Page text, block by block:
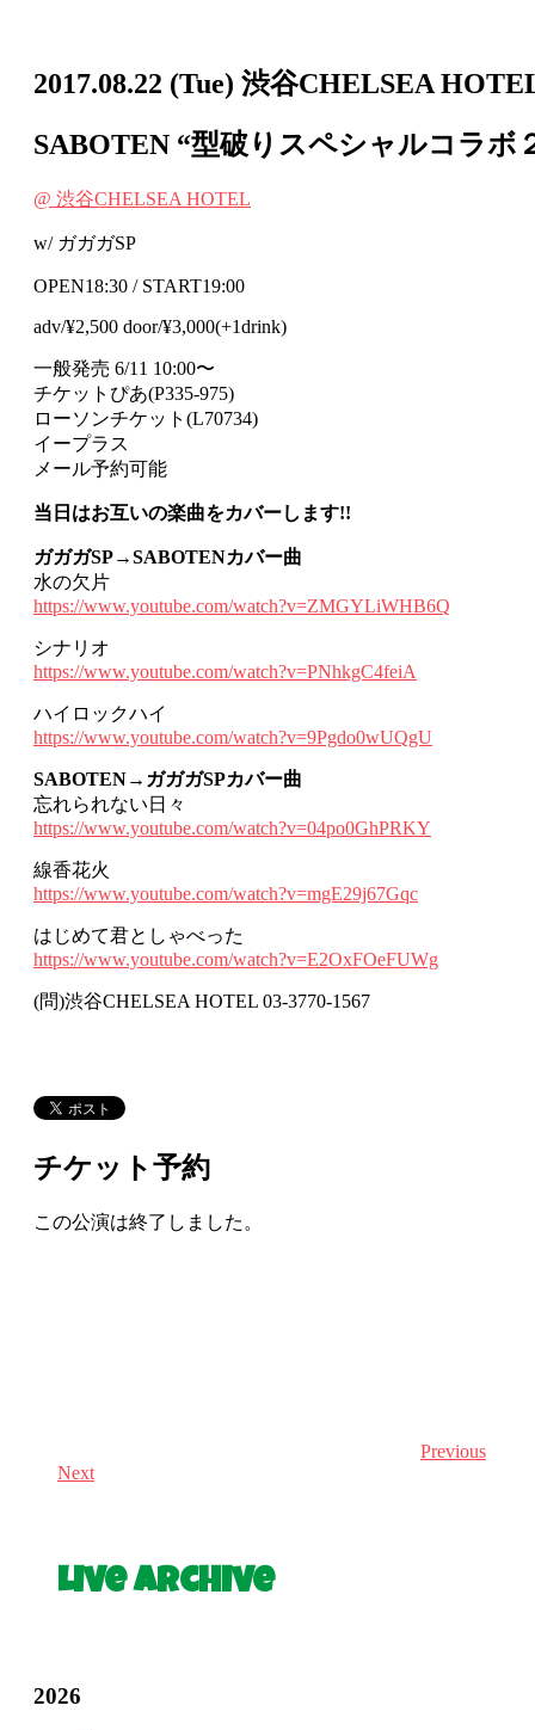
2017.08.22 (Tue) 渋谷CHELSEA
SABOTEN “型破りスペシャルコラボ
@ 渋谷CHELSEA HOTEL
w/ ガガガSP
OPEN18:30 / START19:00
adv/¥2,500 door/¥3,000(+1drink)
一般発売 6/11 10:00〜
チケットぴあ(P335-975)
ローソンチケット(L70734)
イープラス
メール予約可能
当日はお互いの楽曲をカバーします!!
ガガガSP→SABOTENカバー曲
水の欠片
https://www.youtube.com/watch?v=ZMGYLiWHB6Q
シナリオ
https://www.youtube.com/watch?v=PNhkgC4feiA
ハイロックハイ
https://www.youtube.com/watch?v=9Pgdo0wUQgU
SABOTEN→ガガガSPカバー曲
忘れられない日々
https://www.youtube.com/watch?v=04po0GhPRKY
線香花火
https://www.youtube.com/watch?v=mgE29j67Gqc
はじめて君としゃべった
https://www.youtube.com/watch?v=E2OxFOeFUWg
(問)渋谷CHELSEA HOTEL 03-3770-1567
チケット予約
この公演は終了しました。
Previous
Next
Live Archive
2026